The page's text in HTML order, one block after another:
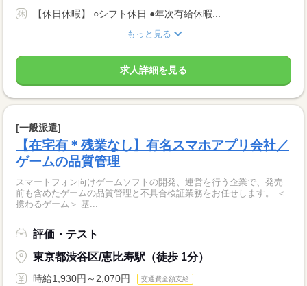
【休日休暇】 ○シフト休日 ●年次有給休暇...
もっと見る
求人詳細を見る
[一般派遣]
【在宅有＊残業なし】有名スマホアプリ会社／
ゲームの品質管理
スマートフォン向けゲームソフトの開発、運営を行う企業で、発売
前も含めたゲームの品質管理と不具合検証業務をお任せします。 ＜
携わるゲーム＞ 基...
評価・テスト
東京都渋谷区/恵比寿駅（徒歩 1分）
時給1,930円～2,070円 交通費全額支給